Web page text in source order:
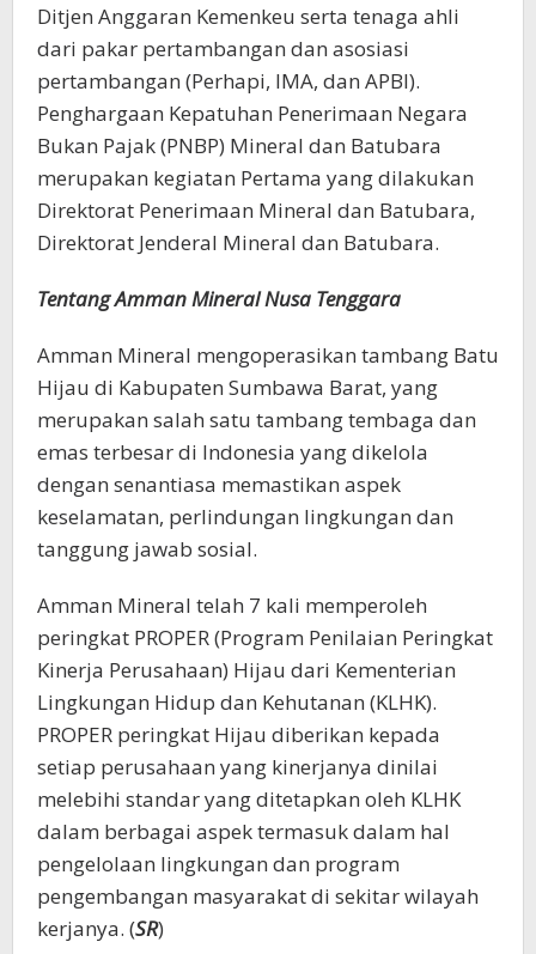
Ditjen Anggaran Kemenkeu serta tenaga ahli
dari pakar pertambangan dan asosiasi
pertambangan (Perhapi, IMA, dan APBI).
Penghargaan Kepatuhan Penerimaan Negara
Bukan Pajak (PNBP) Mineral dan Batubara
merupakan kegiatan Pertama yang dilakukan
Direktorat Penerimaan Mineral dan Batubara,
Direktorat Jenderal Mineral dan Batubara.
Tentang Amman Mineral Nusa Tenggara
Amman Mineral mengoperasikan tambang Batu
Hijau di Kabupaten Sumbawa Barat, yang
merupakan salah satu tambang tembaga dan
emas terbesar di Indonesia yang dikelola
dengan senantiasa memastikan aspek
keselamatan, perlindungan lingkungan dan
tanggung jawab sosial.
Amman Mineral telah 7 kali memperoleh
peringkat PROPER (Program Penilaian Peringkat
Kinerja Perusahaan) Hijau dari Kementerian
Lingkungan Hidup dan Kehutanan (KLHK).
PROPER peringkat Hijau diberikan kepada
setiap perusahaan yang kinerjanya dinilai
melebihi standar yang ditetapkan oleh KLHK
dalam berbagai aspek termasuk dalam hal
pengelolaan lingkungan dan program
pengembangan masyarakat di sekitar wilayah
kerjanya. (SR)